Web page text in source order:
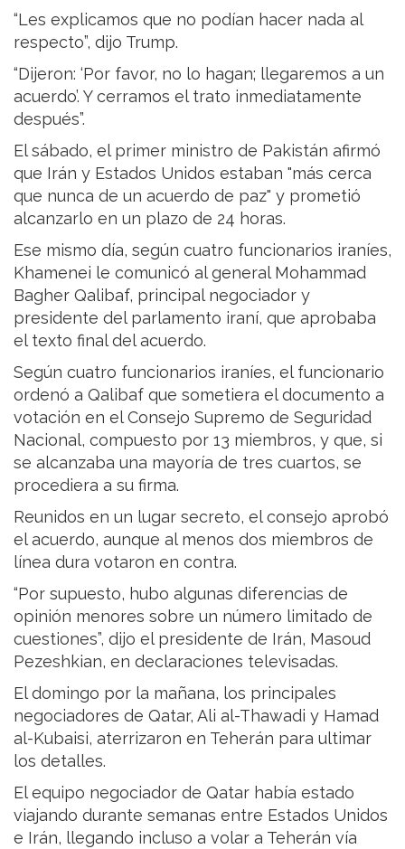
“Les explicamos que no podían hacer nada al
respecto”, dijo Trump.
“Dijeron: ‘Por favor, no lo hagan; llegaremos a un
acuerdo’. Y cerramos el trato inmediatamente
después”.
El sábado, el primer ministro de Pakistán afirmó
que Irán y Estados Unidos estaban "más cerca
que nunca de un acuerdo de paz" y prometió
alcanzarlo en un plazo de 24 horas.
Ese mismo día, según cuatro funcionarios iraníes,
Khamenei le comunicó al general Mohammad
Bagher Qalibaf, principal negociador y
presidente del parlamento iraní, que aprobaba
el texto final del acuerdo.
Según cuatro funcionarios iraníes, el funcionario
ordenó a Qalibaf que sometiera el documento a
votación en el Consejo Supremo de Seguridad
Nacional, compuesto por 13 miembros, y que, si
se alcanzaba una mayoría de tres cuartos, se
procediera a su firma.
Reunidos en un lugar secreto, el consejo aprobó
el acuerdo, aunque al menos dos miembros de
línea dura votaron en contra.
“Por supuesto, hubo algunas diferencias de
opinión menores sobre un número limitado de
cuestiones”, dijo el presidente de Irán, Masoud
Pezeshkian, en declaraciones televisadas.
El domingo por la mañana, los principales
negociadores de Qatar, Ali al-Thawadi y Hamad
al-Kubaisi, aterrizaron en Teherán para ultimar
los detalles.
El equipo negociador de Qatar había estado
viajando durante semanas entre Estados Unidos
e Irán, llegando incluso a volar a Teherán vía